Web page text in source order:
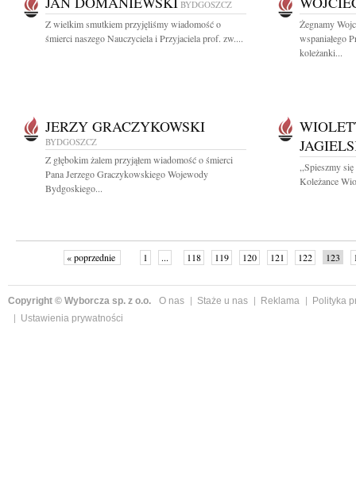
BYDGOSZCZ
Z wielkim smutkiem przyjęliśmy wiadomość o
śmierci naszego Nauczyciela i Przyjaciela prof. zw....
Żegnamy
wspaniałego
koleżanki...
JERZY GRACZYKOWSKI
BYDGOSZCZ
Z głębokim żalem przyjąłem wiadomość o śmierci
Pana Jerzego Graczykowskiego Wojewody
Bydgoskiego...
,,Spieszmy
Koleżance
« poprzednie 1 ... 118 119 120 121 122 123
Copyright © Wyborcza sp. z o.o. O nas Staże u nas Reklama
Polityka
Ustawienia prywatności